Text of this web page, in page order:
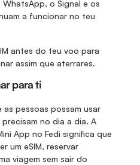
o Signal e os
a funcionar no teu
antes do teu voo para
assim que aterrares.
para ti
pessoas possam usar
no dia a dia. A
App no Fedi significa que
um eSIM, reservar
viagem sem sair do